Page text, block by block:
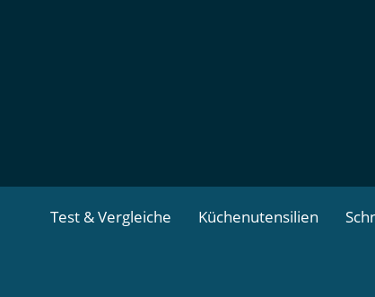
Test & Vergleiche Küchenutensilien